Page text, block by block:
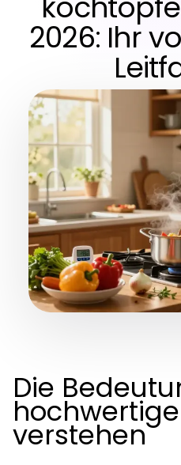
2026: Ihr
Die
verstehen